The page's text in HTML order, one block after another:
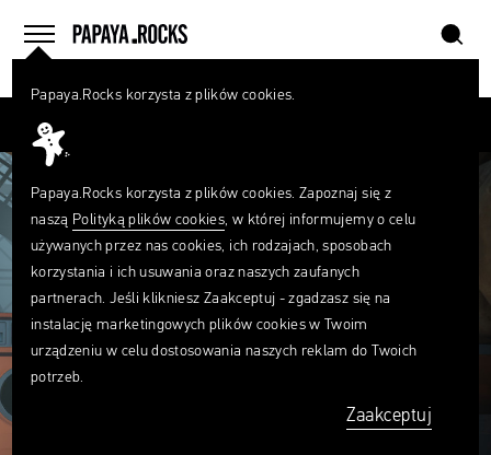
menu
home szukaj
Papaya.Rocks korzysta z plików cookies.
Papaya.Rocks korzysta z plików cookies. Zapoznaj się z
naszą Polityką plików cookies, w której informujemy o celu
używanych przez nas cookies, ich rodzajach, sposobach
korzystania i ich usuwania oraz naszych zaufanych
partnerach. Jeśli klikniesz Zaakceptuj - zgadzasz się na
instalację marketingowych plików cookies w Twoim
urządzeniu w celu dostosowania naszych reklam do Twoich
potrzeb.
Zaakceptuj
Czego
szukasz?